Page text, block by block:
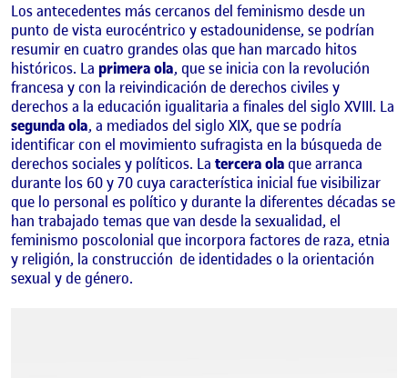
Los antecedentes más cercanos del feminismo desde un
punto de vista eurocéntrico y estadounidense, se podrían
resumir en cuatro grandes olas que han marcado hitos
históricos. La primera ola, que se inicia con la revolución
francesa y con la reivindicación de derechos civiles y
derechos a la educación igualitaria a finales del siglo XVIII. La
segunda ola, a mediados del siglo XIX, que se podría
identificar con el movimiento sufragista en la búsqueda de
derechos sociales y políticos. La tercera ola que arranca
durante los 60 y 70 cuya característica inicial fue visibilizar
que lo personal es político y durante la diferentes décadas se
han trabajado temas que van desde la sexualidad, el
feminismo poscolonial que incorpora factores de raza, etnia
y religión, la construcción de identidades o la orientación
sexual y de género.